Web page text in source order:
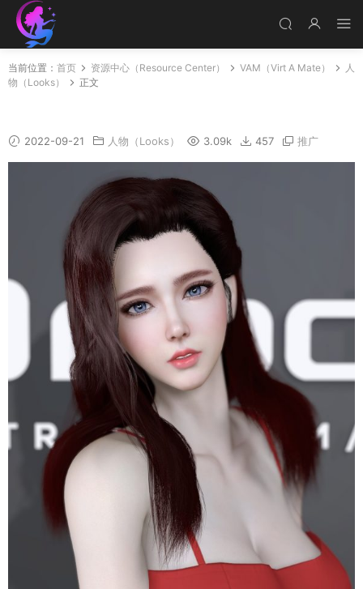
当前位置： 首页 资源中心（Resource Center） VAM（Virt A Mate）
人
物（Looks）
正文
2022-09-21 人物（Looks） 3.09k 457 推广